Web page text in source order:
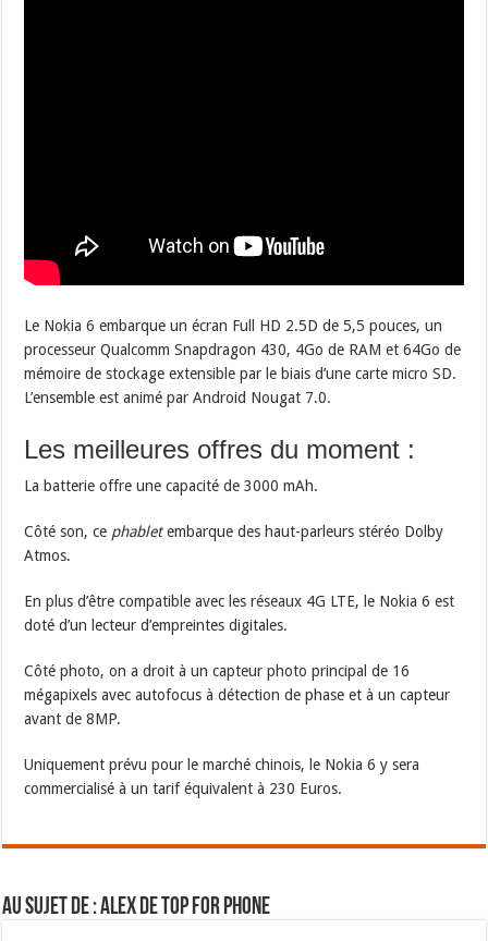
Le Nokia 6 embarque un écran Full HD 2.5D de 5,5 pouces, un
processeur Qualcomm Snapdragon 430, 4Go de RAM et 64Go de
mémoire de stockage extensible par le biais d’une carte micro SD.
L’ensemble est animé par Android Nougat 7.0.
Les meilleures offres du moment :
La batterie offre une capacité de 3000 mAh.
Côté son, ce phabletembarque des haut-parleurs stéréo Dolby
Atmos.
En plus d’être compatible avec les réseaux 4G LTE, le Nokia 6 est
doté d’un lecteur d’empreintes digitales.
Côté photo, on a droit à un capteur photo principal de 16
mégapixels avec autofocus à détection de phase et à un capteur
avant de 8MP.
Uniquement prévu pour le marché chinois, le Nokia 6 y sera
commercialisé à un tarif équivalent à 230 Euros.
Au sujet de : Alex de Top For Phone